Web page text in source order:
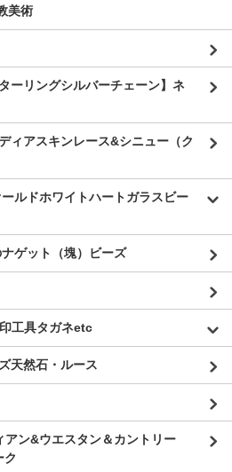
美術
ーリングシルバーチェーン】ネ
ィアスキンレース&シニュー（ク
ルドホワイトハートガラスビー
ゲット（塊）ビーズ
工具タガネetc
天然石・ルース
ン&ウエスタン＆カントリー
ク